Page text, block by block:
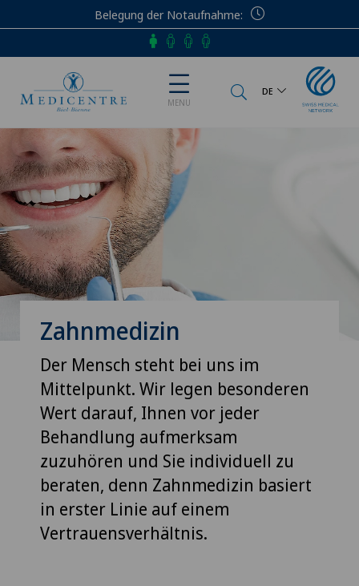
Belegung der Notaufnahme
Telefon
MENU
DE
Zahnmedizin
Der Mensch steht bei uns im
Mittelpunkt. Wir legen besonderen
Wert darauf, Ihnen vor jeder
Behandlung aufmerksam
zuzuhören und Sie individuell zu
beraten, denn Zahnmedizin basiert
in erster Linie auf einem
Vertrauensverhältnis.